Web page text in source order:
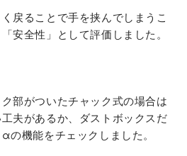
戻ることで手を挟んでしまうこ
安全性」として評価しました。
部がついたチャック式の場合は
夫があるか、ダストボックスだ
の機能をチェックしました。